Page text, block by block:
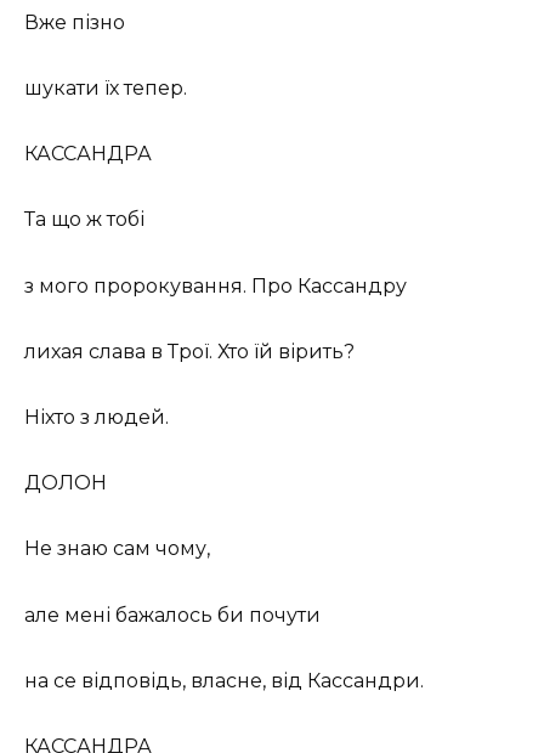
Вже пізно
шукати їх тепер.
КАССАНДРА
Та що ж тобі
з мого пророкування. Про Кассандру
лихая слава в Трої. Хто їй вірить?
Ніхто з людей.
ДОЛОН
Не знаю сам чому,
але мені бажалось би почути
на се відповідь, власне, від Кассандри.
КАССАНДРА